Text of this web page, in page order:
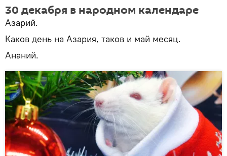
30 декабря в народном календаре
Азарий.
Каков день на Азария, таков и май месяц.
Ананий.